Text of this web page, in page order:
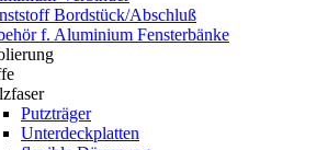
Bordstück/Abschluß
f. Aluminium Fensterbänke
Putzträger
Unterdeckplatten